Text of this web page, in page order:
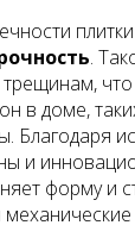
.
в доме,
Благодаря
и
форму и